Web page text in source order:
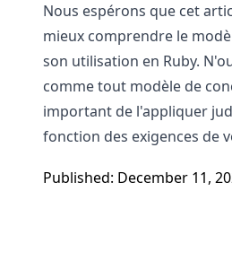
Nous espérons que cet
mieux comprendre le
son utilisation en Ruby.
comme tout modèle de
important de l'appliquer
fonction des exigences de
Published: December 11,